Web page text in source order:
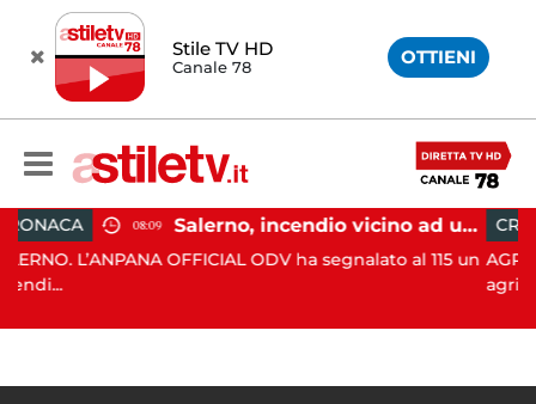
Stile TV HD
Canale 78 OTTIENI
08:09 Salerno, incendio vicino ad un traliccio: tempestivi i soccorsi
OFFICIAL ODV ha segnalato al 115 un
CRONACA
AGROPOLI. Un